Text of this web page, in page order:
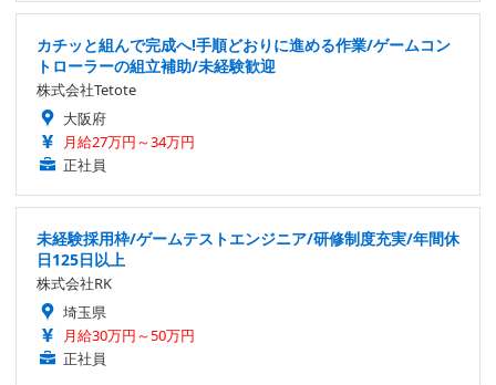
カチッと組んで完成へ!手順どおりに進める作業/ゲームコン
トローラーの組立補助/未経験歓迎
株式会社Tetote
大阪府
月給27万円～34万円
正社員
未経験採用枠/ゲームテストエンジニア/研修制度充実/年間休
日125日以上
株式会社RK
埼玉県
月給30万円～50万円
正社員